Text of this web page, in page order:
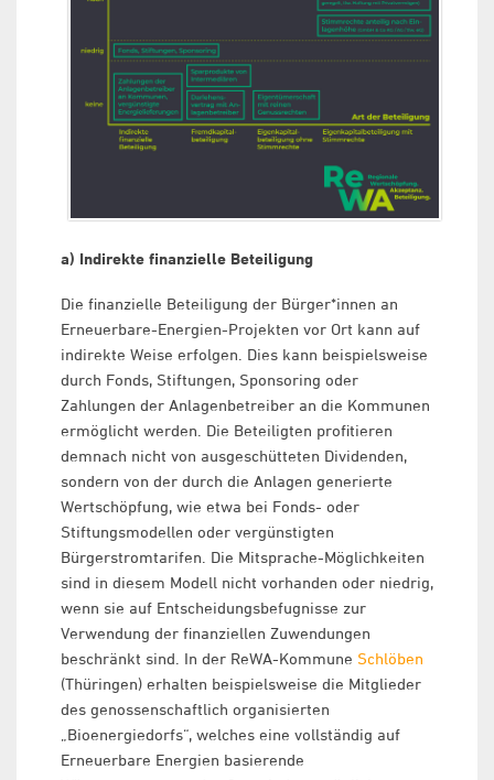
a) Indirekte finanzielle Beteiligung
Die finanzielle Beteiligung der Bürger*innen an
Erneuerbare-Energien-Projekten vor Ort kann auf
indirekte Weise erfolgen. Dies kann beispielsweise
durch Fonds, Stiftungen, Sponsoring oder
Zahlungen der Anlagenbetreiber an die Kommunen
ermöglicht werden. Die Beteiligten profitieren
demnach nicht von ausgeschütteten Dividenden,
sondern von der durch die Anlagen generierte
Wertschöpfung, wie etwa bei Fonds- oder
Stiftungsmodellen oder vergünstigten
Bürgerstromtarifen. Die Mitsprache-Möglichkeiten
sind in diesem Modell nicht vorhanden oder niedrig,
wenn sie auf Entscheidungsbefugnisse zur
Verwendung der finanziellen Zuwendungen
beschränkt sind. In der ReWA-Kommune Schlöben
(Thüringen) erhalten beispielsweise die Mitglieder
des genossenschaftlich organisierten
„Bioenergiedorfs“, welches eine vollständig auf
Erneuerbare Energien basierende